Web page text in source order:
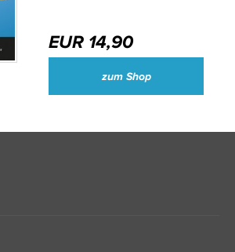
EUR 14,90
zum Shop